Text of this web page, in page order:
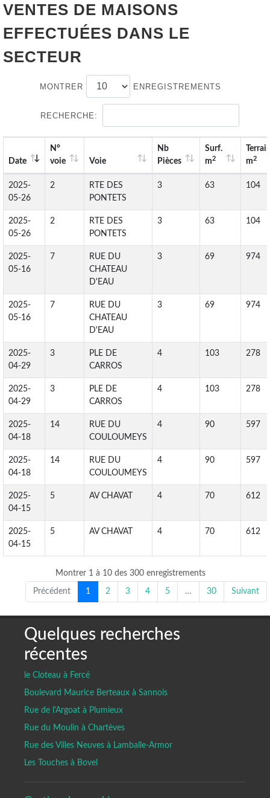
VENTES DE MAISONS
EFFECTUÉES DANS LE
SECTEUR
MONTRER ENREGISTREMENTS
RECHERCHE:
Date
N°
voie
Voie
Nb
Pièces
Surf.
m2
m2
2025-
05-26
2
RTE DES
PONTETS
3 63 104
2025-
05-26
2
RTE DES
PONTETS
3 63 104
2025-
05-16
7
RUE DU
CHATEAU
D'EAU
3 69 974
2025-
05-16
7
RUE DU
CHATEAU
D'EAU
3 69 974
2025-
04-29
3
PLE DE
CARROS
4 103 278
2025-
04-29
3
PLE DE
CARROS
4 103 278
2025-
04-18
14
RUE DU
COULOUMEYS
4 90 597
2025-
04-18
14
RUE DU
COULOUMEYS
4 90 597
2025-
04-15
5 AV CHAVAT 4 70 612
2025-
04-15
5 AV CHAVAT 4 70 612
Montrer 1 à 10 des 300 enregistrements
Précédent 1 2 3 4 5 … 30 Suivant
Quelques recherches
récentes
le Cloteau à Fercé
Boulevard Maurice Berteaux à Sannois
Rue de l'Argoat à Plumieux
Rue du Moulin à Chartèves
Rue des Villes Neuves à Lamballe-Armor
Les Touches à Bovel